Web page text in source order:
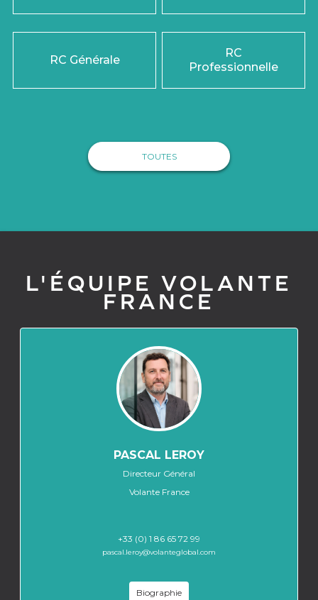
RC Générale
RC
Professionnelle
TOUTES
L'ÉQUIPE VOLANTE
FRANCE
PASCAL LEROY
Directeur Général
Volante France
+33 (0) 1 86 65 72 99
pascal.leroy@volanteglobal.com
Biographie